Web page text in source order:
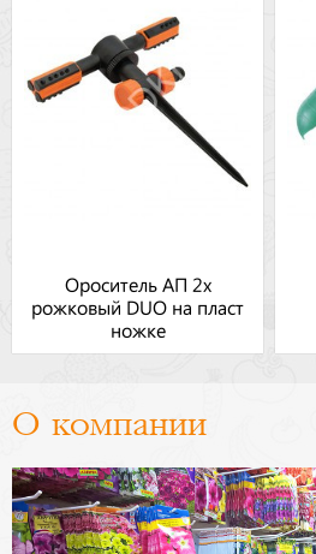
Ороситель АП 2х
рожковый DUO на пласт
ножке
О компании